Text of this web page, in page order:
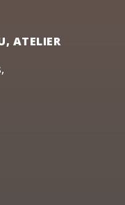
ATELIER